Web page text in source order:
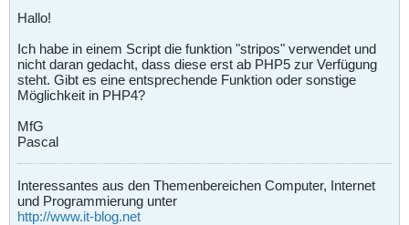
Hallo!
Ich habe in einem Script die funktion "stripos" verwendet und
nicht daran gedacht, dass diese erst ab PHP5 zur Verfügung
steht. Gibt es eine entsprechende Funktion oder sonstige
Möglichkeit in PHP4?
MfG
Pascal
Interessantes aus den Themenbereichen Computer, Internet
und Programmierung unter
http://www.it-blog.net